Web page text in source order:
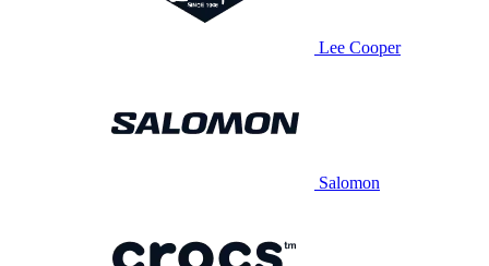
Lee Cooper
Salomon